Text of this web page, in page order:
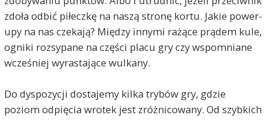
zdoła odbić piłeczkę na naszą stronę kortu. Jakie power-
upy na nas czekają? Między innymi rażące prądem kule,
ogniki rozsypane na części placu gry czy wspomniane
wcześniej wyrastające wulkany.
Do dyspozycji dostajemy kilka trybów gry, gdzie
poziom odpięcia wrotek jest zróżnicowany. Od szybkich